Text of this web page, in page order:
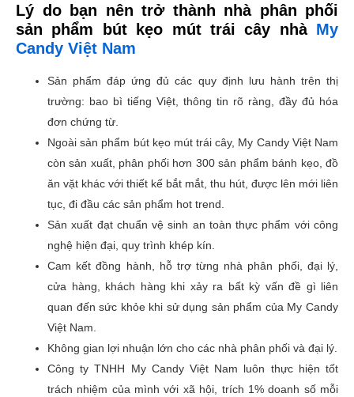
Lý do bạn nên trở thành nhà phân phối
sản phẩm bút kẹo mút trái cây nhà My
Candy Việt Nam
Sản phẩm đáp ứng đủ các quy định lưu hành trên thị
trường: bao bì tiếng Việt, thông tin rõ ràng, đầy đủ hóa
đơn chứng từ.
Ngoài sản phẩm bút kẹo mút trái cây, My Candy Việt Nam
còn sản xuất, phân phối hơn 300 sản phẩm bánh kẹo, đồ
ăn vặt khác với thiết kế bắt mắt, thu hút, được lên mới liên
tục, đi đầu các sản phẩm hot trend.
Sản xuất đạt chuẩn vệ sinh an toàn thực phẩm với công
nghệ hiện đại, quy trình khép kín.
Cam kết đồng hành, hỗ trợ từng nhà phân phối, đại lý,
cửa hàng, khách hàng khi xảy ra bất kỳ vấn đề gì liên
quan đến sức khỏe khi sử dụng sản phẩm của My Candy
Việt Nam.
Không gian lợi nhuận lớn cho các nhà phân phối và đại lý.
Công ty TNHH My Candy Việt Nam luôn thực hiện tốt
trách nhiệm của mình với xã hội, trích 1% doanh số mỗi